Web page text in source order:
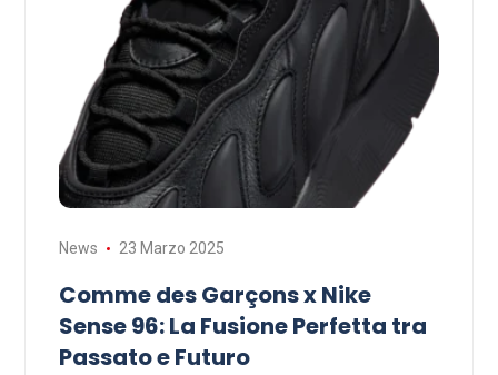
News 23 Marzo 2025
Comme des Garçons x Nike
Sense 96: La Fusione Perfetta tra
Passato e Futuro